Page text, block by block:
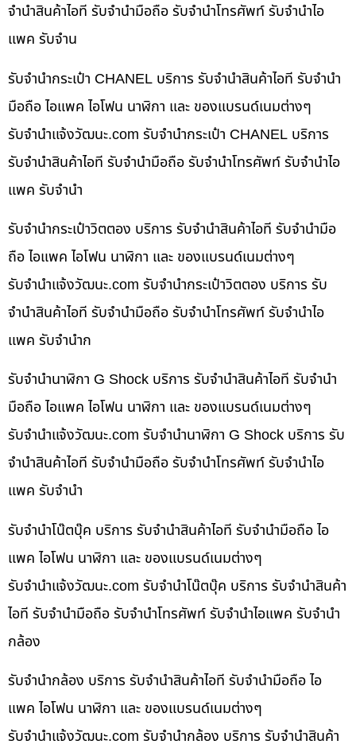
จำนำสินค้าไอที รับจำนำมือถือ รับจำนำโทรศัพท์ รับจำนำไอ
แพค รับจำน
รับจำนำกระเป๋า CHANEL บริการ รับจำนำสินค้าไอที รับจำนำ
มือถือ ไอแพค ไอโฟน นาฬิกา และ ของแบรนด์เนมต่างๆ
รับจํานําแจ้งวัฒนะ.com รับจำนำกระเป๋า CHANEL บริการ
รับจำนำสินค้าไอที รับจำนำมือถือ รับจำนำโทรศัพท์ รับจำนำไอ
แพค รับจำนำ
รับจำนำกระเป๋าวิตตอง บริการ รับจำนำสินค้าไอที รับจำนำมือ
ถือ ไอแพค ไอโฟน นาฬิกา และ ของแบรนด์เนมต่างๆ
รับจํานําแจ้งวัฒนะ.com รับจำนำกระเป๋าวิตตอง บริการ รับ
จำนำสินค้าไอที รับจำนำมือถือ รับจำนำโทรศัพท์ รับจำนำไอ
แพค รับจำนำก
รับจำนำนาฬิกา G Shock บริการ รับจำนำสินค้าไอที รับจำนำ
มือถือ ไอแพค ไอโฟน นาฬิกา และ ของแบรนด์เนมต่างๆ
รับจํานําแจ้งวัฒนะ.com รับจำนำนาฬิกา G Shock บริการ รับ
จำนำสินค้าไอที รับจำนำมือถือ รับจำนำโทรศัพท์ รับจำนำไอ
แพค รับจำนำ
รับจำนำโน๊ตบุ๊ค บริการ รับจำนำสินค้าไอที รับจำนำมือถือ ไอ
แพค ไอโฟน นาฬิกา และ ของแบรนด์เนมต่างๆ
รับจํานําแจ้งวัฒนะ.com รับจำนำโน๊ตบุ๊ค บริการ รับจำนำสินค้า
ไอที รับจำนำมือถือ รับจำนำโทรศัพท์ รับจำนำไอแพค รับจำนำ
กล้อง
รับจำนำกล้อง บริการ รับจำนำสินค้าไอที รับจำนำมือถือ ไอ
แพค ไอโฟน นาฬิกา และ ของแบรนด์เนมต่างๆ
รับจํานําแจ้งวัฒนะ.com รับจำนำกล้อง บริการ รับจำนำสินค้า